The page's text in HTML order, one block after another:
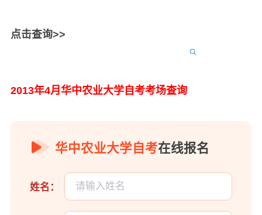
点击查询>>
2013年4月华中农业大学自考考场查询
华中农业大学自考在线报名
姓名：